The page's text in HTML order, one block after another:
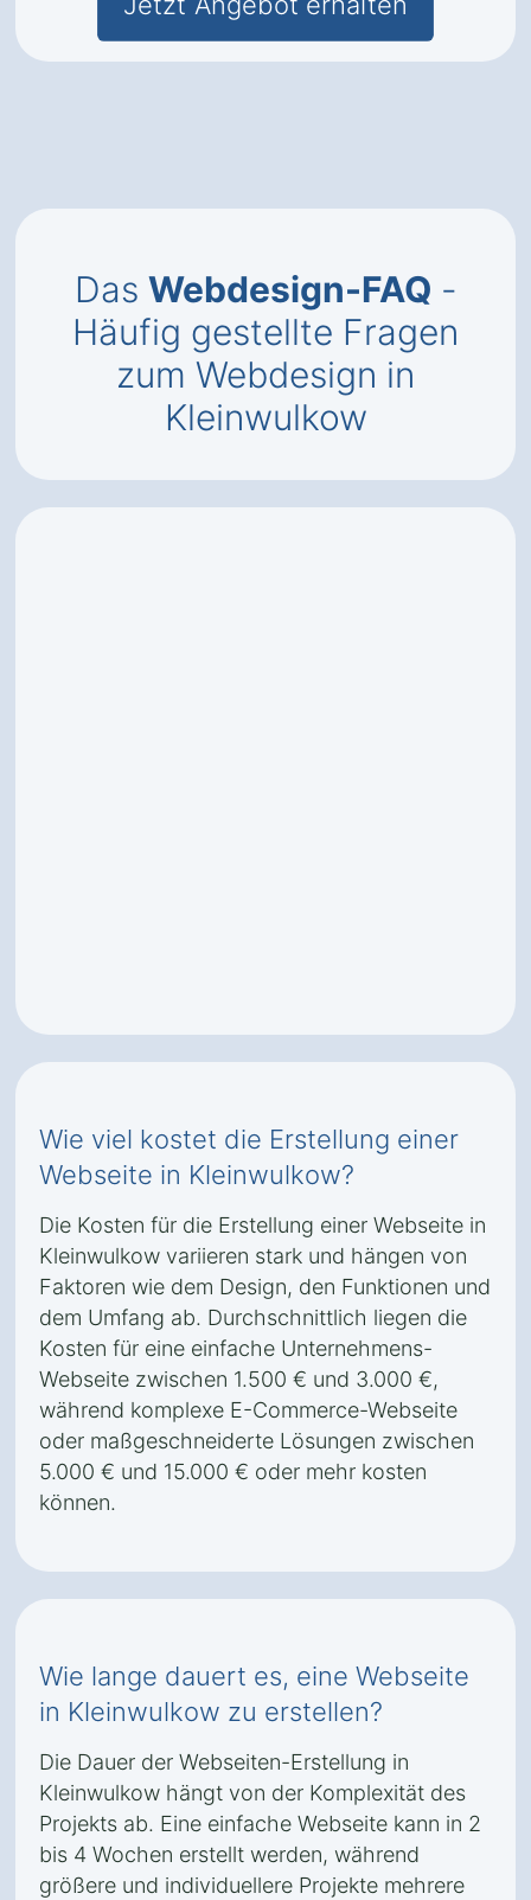
Das Webdesign-FAQ -
Häufig gestellte Fragen
zum Webdesign in
Kleinwulkow
Wie viel kostet die Erstellung einer
Webseite in Kleinwulkow?
Die Kosten für die Erstellung einer Webseite in
Kleinwulkow variieren stark und hängen von
Faktoren wie dem Design, den Funktionen und
dem Umfang ab. Durchschnittlich liegen die
Kosten für eine einfache Unternehmens-
Webseite zwischen 1.500 € und 3.000 €,
während komplexe E-Commerce-Webseite
oder maßgeschneiderte Lösungen zwischen
5.000 € und 15.000 € oder mehr kosten
können.
Wie lange dauert es, eine Webseite
in Kleinwulkow zu erstellen?
Die Dauer der Webseiten-Erstellung in
Kleinwulkow hängt von der Komplexität des
Projekts ab. Eine einfache Webseite kann in 2
bis 4 Wochen erstellt werden, während
größere und individuellere Projekte mehrere